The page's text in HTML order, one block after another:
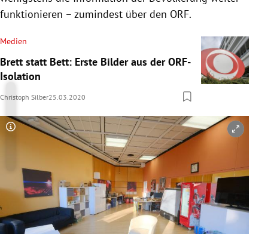
funktionieren – zumindest über den ORF.
Medien
Brett statt Bett: Erste Bilder aus der ORF-
Isolation
Christoph Silber25.03.2020
Copyright-Hinweis öffnen/schließen